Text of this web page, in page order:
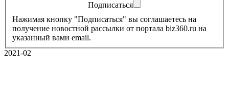
Подписаться
Нажимая кнопку "Подписаться" вы соглашаетесь на
получение новостной рассылки от портала biz360.ru на
указанный вами email.
2021-02